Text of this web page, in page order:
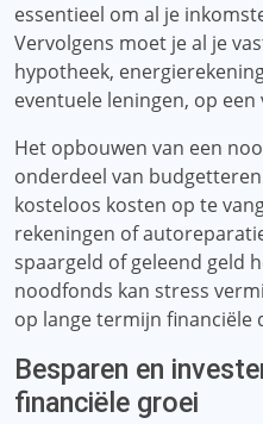
essentieel om al je
Vervolgens moet je al je
hypotheek,
eventuele leningen, op
Het opbouwen van een
onderdeel van
kosteloos kosten op te
rekeningen of
spaargeld of geleend geld
noodfonds kan stress
op lange termijn financiële
Besparen en
financiële groei